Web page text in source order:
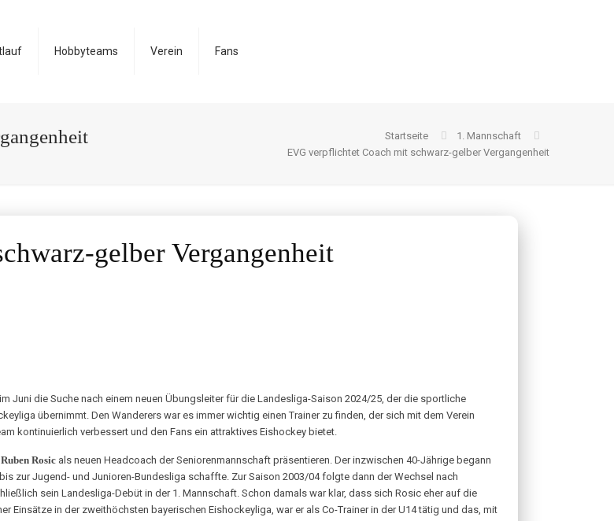
Hobbyteams Verein Fans
Startseite
1. Mannschaft
EVG verpflichtet Coach mit schwarz-gelber Vergangenheit
gelber Vergangenheit
Juni die Suche nach einem neuen Übungsleiter für die Landesliga-Saison 2024/25, der die sportliche
übernimmt. Den Wanderers war es immer wichtig einen Trainer zu finden, der sich mit dem Verein
kontinuierlich verbessert und den Fans ein attraktives Eishockey bietet.
Ruben Rosic als neuen Headcoach der Seniorenmannschaft präsentieren. Der inzwischen 40-Jährige begann
zur Jugend- und Junioren-Bundesliga schaffte. Zur Saison 2003/04 folgte dann der Wechsel nach
sein Landesliga-Debüt in der 1. Mannschaft. Schon damals war klar, dass sich Rosic eher auf die
Einsätze in der zweithöchsten bayerischen Eishockeyliga, war er als Co-Trainer in der U14 tätig und das, mit